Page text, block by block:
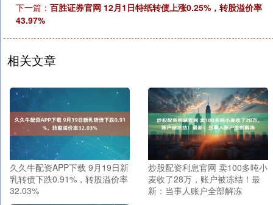
下一篇： 百胜证券官网 12月1日特纸转债上涨0.25%，转股溢价率
43.97%
相关文章
久久牛配资APP下载 9月19日新
乳转债下跌0.91%，转股溢价率
32.03%
炒股配资利息官网 卖100多吨小
麦收了28万，账户被冻结！最
新：当事人账户全部解冻